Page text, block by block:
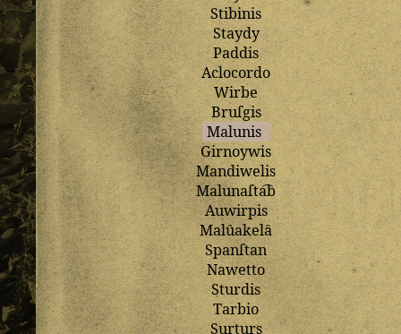
Stibinis
Staydy
Paddis
Aclocordo
Wirbe
Bruſgis
Malunis
Girnoywis
Mandiwelis
Malunaſta͡b
Auwirpis
Malȗakelȃ
Spanſtan
Nawetto
Sturdis
Tarbio
Surturs